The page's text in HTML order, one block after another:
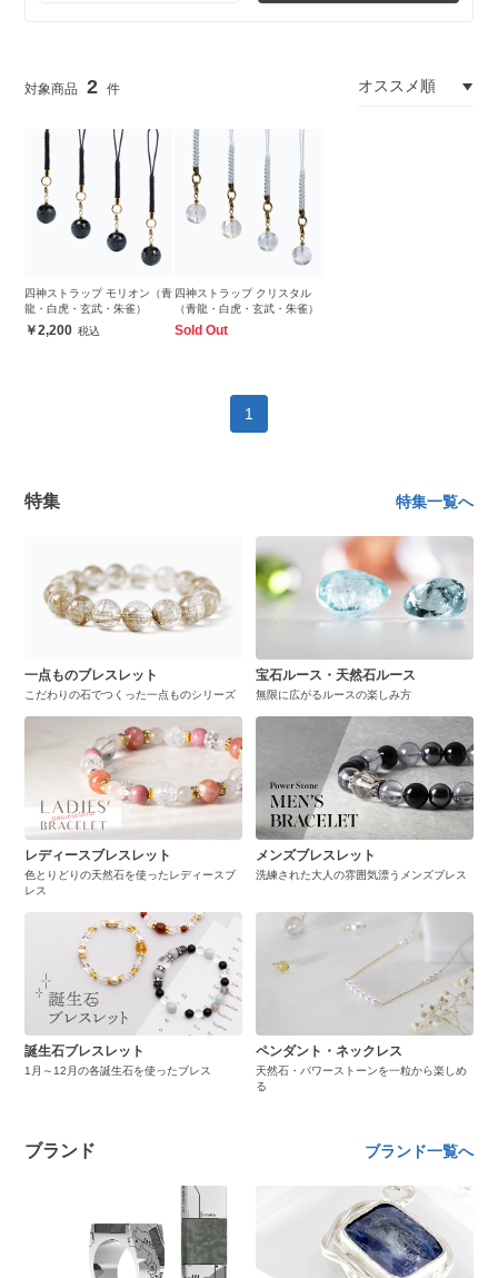
2
四神ストラップ モリオン（青
龍・白虎・玄武・朱雀）
2,200
四神ストラップ クリスタル
（青龍・白虎・玄武・朱雀）
Sold Out
1
特集 特集一覧へ
一点ものブレスレット
こだわりの石でつくった一点ものシリーズ
宝石ルース・天然石ルース
無限に広がるルースの楽しみ方
レディースブレスレット
色とりどりの天然石を使ったレディースブ
レス
メンズブレスレット
洗練された大人の雰囲気漂うメンズブレス
誕生石ブレスレット
1月～12月の各誕生石を使ったブレス
ペンダント・ネックレス
天然石・パワーストーンを一粒から楽しめ
る
ブランド ブランド一覧へ